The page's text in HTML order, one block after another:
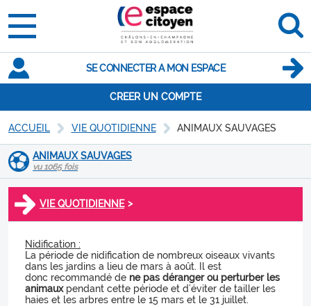
SE CONNECTER A MON ESPACE
CREER UN COMPTE
ACCUEIL VIE QUOTIDIENNE ANIMAUX SAUVAGES
ANIMAUX SAUVAGES
vu 1065 fois
VIE QUOTIDIENNE >
Nidification :
La période de nidification de nombreux oiseaux vivants
dans les jardins a lieu de mars à août. Il est
donc recommandé de ne pas déranger ou perturber les
animauxpendant cette période et d’éviter de tailler les
haies et les arbres entre le 15 mars et le 31 juillet.